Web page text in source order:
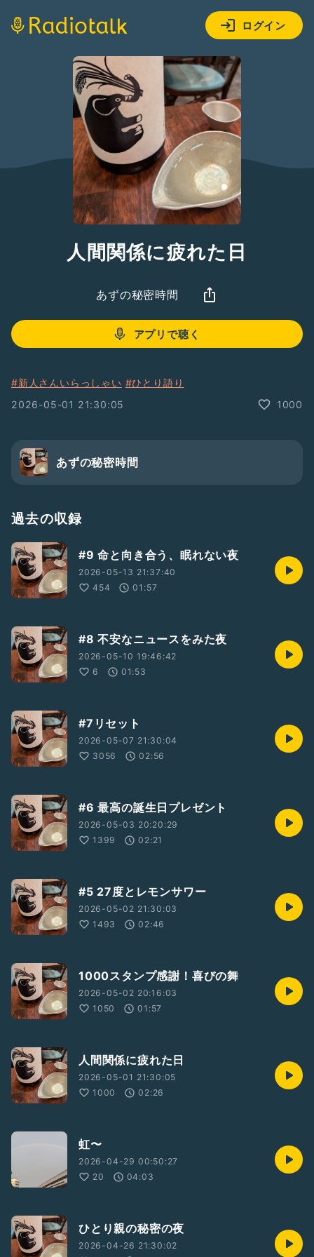
ログイン
人間関係に疲れた日
あずの秘密時間
アプリで聴く
#新人さんいらっしゃい #ひとり語り
2026-05-01 21:30:05
1000
あずの秘密時間
過去の収録
#9 命と向き合う、眠れない夜
2026-05-13 21:37:40
454
01:57
#8 不安なニュースをみた夜
2026-05-10 19:46:42
6
01:53
#7リセット
2026-05-07 21:30:04
3056
02:56
#6 最高の誕生日プレゼント
2026-05-03 20:20:29
1399
02:21
#5 27度とレモンサワー
2026-05-02 21:30:03
1493
02:46
1000スタンプ感謝！喜びの舞
2026-05-02 20:16:03
1050
01:57
人間関係に疲れた日
2026-05-01 21:30:05
1000
02:26
虹〜
2026-04-29 00:50:27
20
04:03
ひとり親の秘密の夜
2026-04-26 21:30:02